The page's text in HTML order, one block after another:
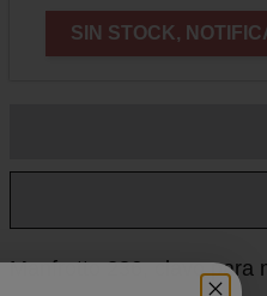
SIN STOCK,
Manfrotto 236, clavo para